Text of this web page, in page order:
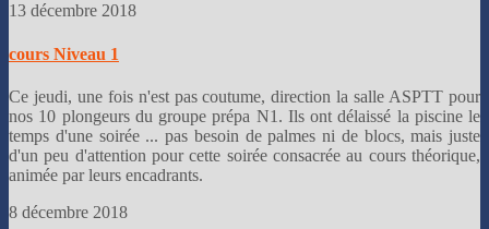
13 décembre 2018
cours Niveau 1
Ce jeudi, une fois n'est pas coutume, direction la salle ASPTT pour
nos 10 plongeurs du groupe prépa N1. Ils ont délaissé la piscine le
temps d'une soirée ... pas besoin de palmes ni de blocs, mais juste
d'un peu d'attention pour cette soirée consacrée au cours théorique,
animée par leurs encadrants.
8 décembre 2018